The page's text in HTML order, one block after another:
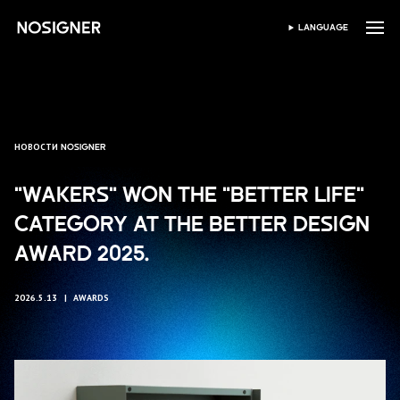
ГЛАВНАЯ ВЫБЕРИТЕ ЯЗЫК
LANGUAGE
НОВОСТИ NOSIGNER
"WAKERS" WON THE "BETTER LIFE"
CATEGORY AT THE BETTER DESIGN
AWARD 2025.
2026.5.13 AWARDS